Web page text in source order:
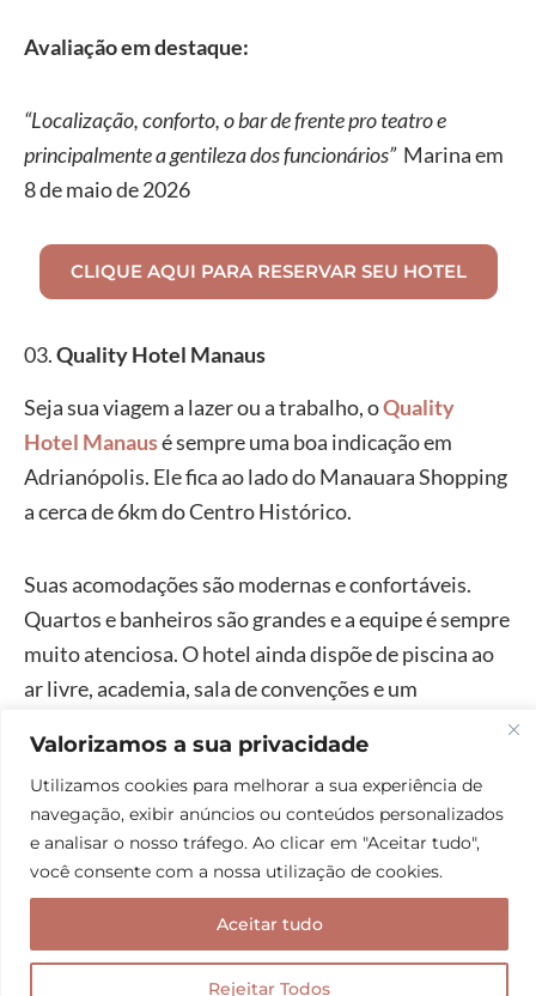
Valorizamos a sua privacidade
Utilizamos cookies para melhorar a sua experiência de
navegação, exibir anúncios ou conteúdos personalizados
e analisar o nosso tráfego. Ao clicar em "Aceitar tudo",
você consente com a nossa utilização de cookies.
Rejeitar Todos
Aceitar tudo
Avaliação em destaque:
“Localização, conforto, o bar de frente pro teatro e
principalmente a gentileza dos funcionários”Marina em
8 de maio de 2026
CLIQUE AQUI PARA RESERVAR SEU HOTEL
03.Quality Hotel Manaus
Seja sua viagem a lazer ou a trabalho, oQuality
Hotel Manausé sempre uma boa indicação em
Adrianópolis. Ele fica ao lado do Manauara Shopping
a cerca de 6km do Centro Histórico.
Suas acomodações são modernas e confortáveis.
Quartos e banheiros são grandes e a equipe é sempre
muito atenciosa. O hotel ainda dispõe de piscina ao
ar livre, academia, sala de convenções e um
dias.